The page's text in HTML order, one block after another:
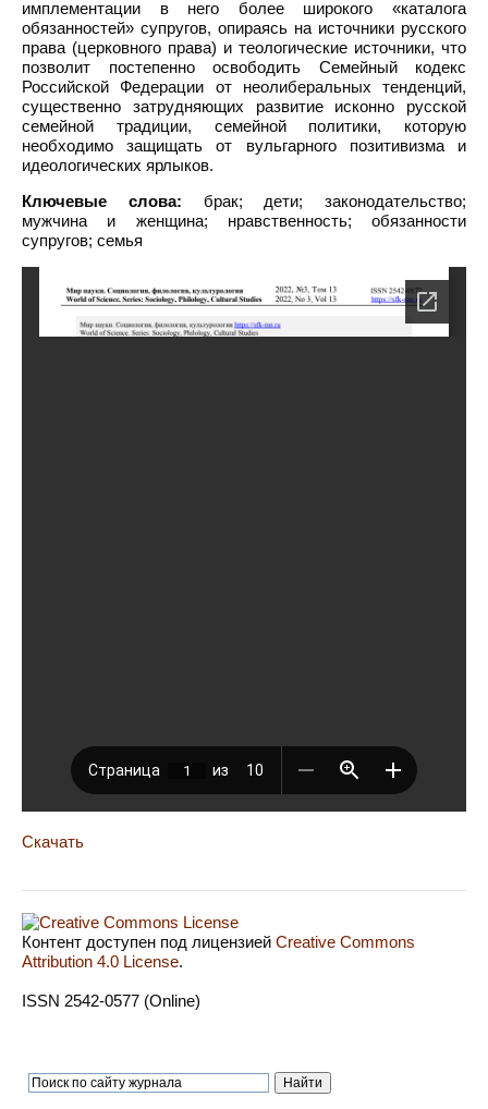
имплементации в него более широкого «каталога
обязанностей» супругов, опираясь на источники русского
права (церковного права) и теологические источники, что
позволит постепенно освободить Семейный кодекс
Российской Федерации от неолиберальных тенденций,
существенно затрудняющих развитие исконно русской
семейной традиции, семейной политики, которую
необходимо защищать от вульгарного позитивизма и
идеологических ярлыков.
Ключевые слова: брак; дети; законодательство;
мужчина и женщина; нравственность; обязанности
супругов; семья
Скачать
Контент доступен под лицензией Creative Commons
Attribution 4.0 License.
ISSN 2542-0577 (Online)